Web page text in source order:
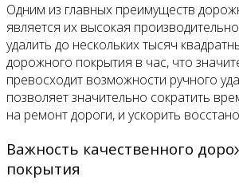
Одним из главных преимуществ
является их высокая
удалить до нескольких тысяч
дорожного покрытия в час, что
превосходит возможности ручного
позволяет значительно сократить
на ремонт дороги, и ускорить
Важность качественного
покрытия